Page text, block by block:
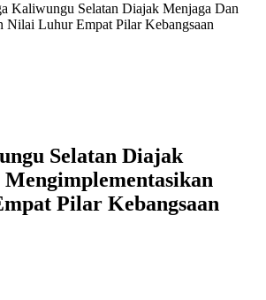
Kaliwungu Selatan Diajak Menjaga Dan
Nilai Luhur Empat Pilar Kebangsaan
Selatan Diajak
Pilar Kebangsaan